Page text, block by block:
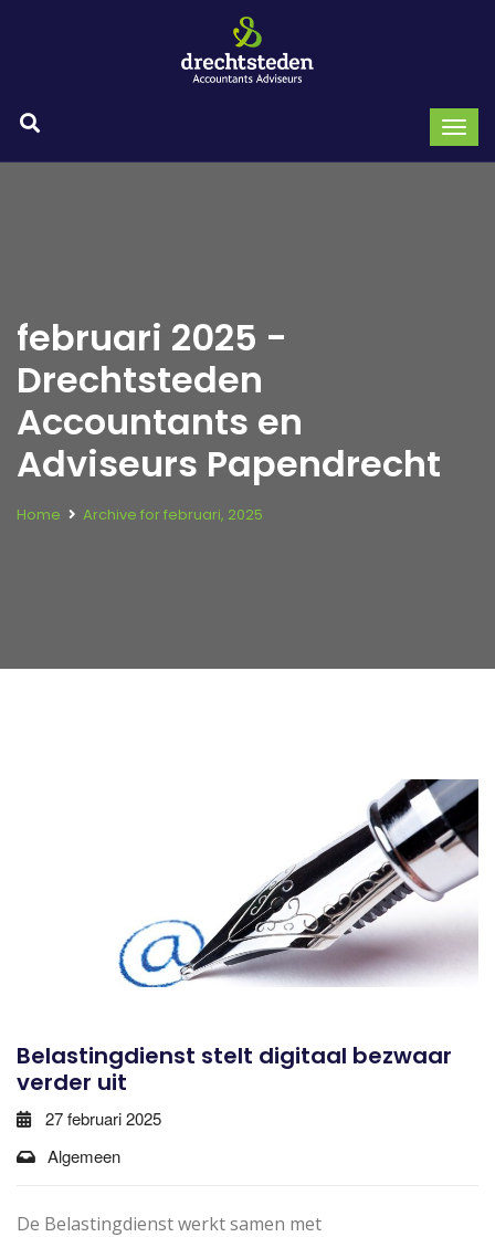
februari 2025 -
Drechtsteden
Accountants en
Adviseurs Papendrecht
Home Archive for februari, 2025
Belastingdienst stelt digitaal bezwaar
verder uit
27 februari 2025
Algemeen
De Belastingdienst werkt samen met